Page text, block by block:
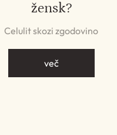
žensk?
Celulit skozi zgodovino
več